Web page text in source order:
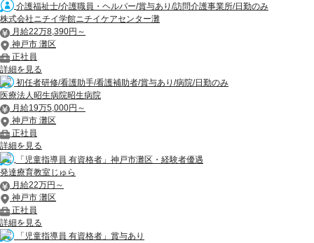
介護福祉士/介護職員・ヘルパー/賞与あり/訪問介護事業所/日勤のみ
株式会社ニチイ学館ニチイケアセンター灘
月給22万8,390円～
神戸市 灘区
正社員
詳細を見る
初任者研修/看護助手/看護補助者/賞与あり/病院/日勤のみ
医療法人昭生病院昭生病院
月給19万5,000円～
神戸市 灘区
正社員
詳細を見る
「児童指導員 有資格者」神戸市灘区・経験者優遇
発達療育教室じゅら
月給22万円～
神戸市 灘区
正社員
詳細を見る
「児童指導員 有資格者」賞与あり